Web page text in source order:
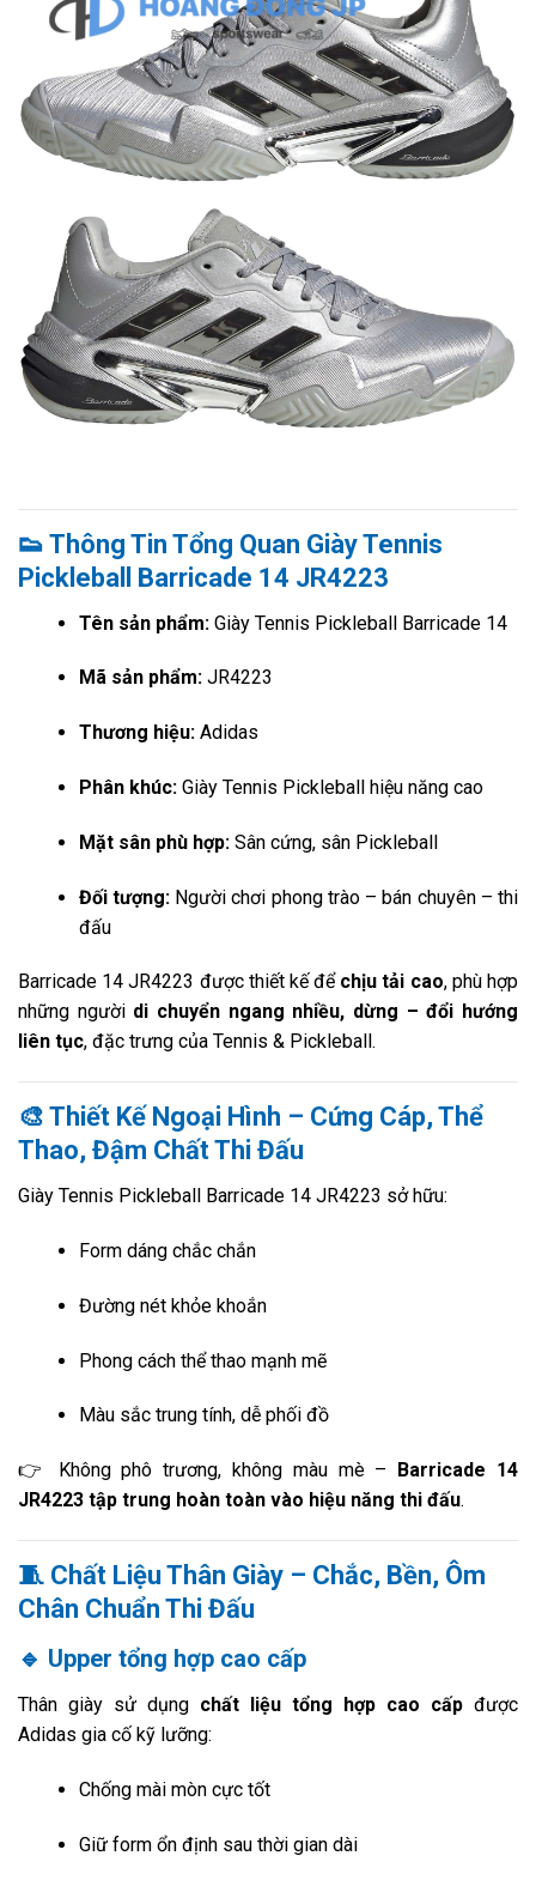
👟 Thông Tin Tổng Quan Giày Tennis
Pickleball Barricade 14 JR4223
Tên sản phẩm:Giày Tennis Pickleball Barricade 14
Mã sản phẩm:JR4223
Thương hiệu:Adidas
Phân khúc:Giày Tennis Pickleball hiệu năng cao
Mặt sân phù hợp:Sân cứng, sân Pickleball
Đối tượng: Người chơi phong trào – bán chuyên – thi
đấu
Barricade 14 JR4223 được thiết kế để chịu tải cao, phù hợp
những người di chuyển ngang nhiều, dừng – đổi hướng
liên tục, đặc trưng của Tennis & Pickleball.
🎨 Thiết Kế Ngoại Hình – Cứng Cáp, Thể
Thao, Đậm Chất Thi Đấu
Giày Tennis Pickleball Barricade 14 JR4223 sở hữu:
Form dáng chắc chắn
Đường nét khỏe khoắn
Phong cách thể thao mạnh mẽ
Màu sắc trung tính, dễ phối đồ
👉 Không phô trương, không màu mè – Barricade 14
JR4223 tập trung hoàn toàn vào hiệu năng thi đấu.
🧵 Chất Liệu Thân Giày – Chắc, Bền, Ôm
Chân Chuẩn Thi Đấu
🔹 Upper tổng hợp cao cấp
Thân giày sử dụng chất liệu tổng hợp cao cấp được
Adidas gia cố kỹ lưỡng:
Chống mài mòn cực tốt
Giữ form ổn định sau thời gian dài